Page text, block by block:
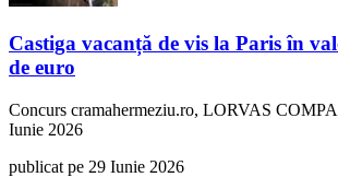
Castiga vacanță de vis la Paris în
de euro
Concurs cramahermeziu.ro, LORVAS
Iunie 2026
publicat pe 29 Iunie 2026